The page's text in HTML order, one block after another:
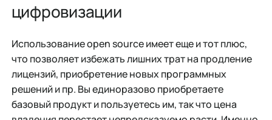
цифровизации
Использование open source имеет еще и тот плюс,
что позволяет избежать лишних трат на продление
лицензий, приобретение новых программных
решений и пр. Вы единоразово приобретаете
базовый продукт и пользуетесь им, так что цена